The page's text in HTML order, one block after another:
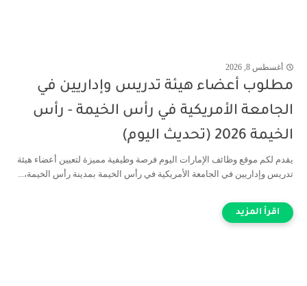
أغسطس 8, 2026
مطلوب أعضاء هيئة تدريس وإداريين في
الجامعة الأمريكية في رأس الخيمة - رأس
الخيمة 2026 (تحديث اليوم)
يقدم لكم موقع وظائف الإمارات اليوم فرصة وظيفية مميزة لتعيين أعضاء هيئة
تدريس وإداريين في الجامعة الأمريكية في رأس الخيمة بمدينة رأس الخيمة،...